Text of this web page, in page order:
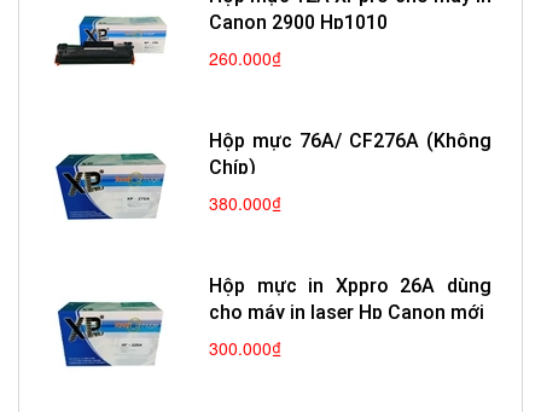
Canon 2900 Hp1010
260.000₫
Hộp mực 76A/ CF276A (Không
Chíp)
380.000₫
Hộp mực in Xppro 26A dùng
cho máy in laser Hp Canon mới
300.000₫